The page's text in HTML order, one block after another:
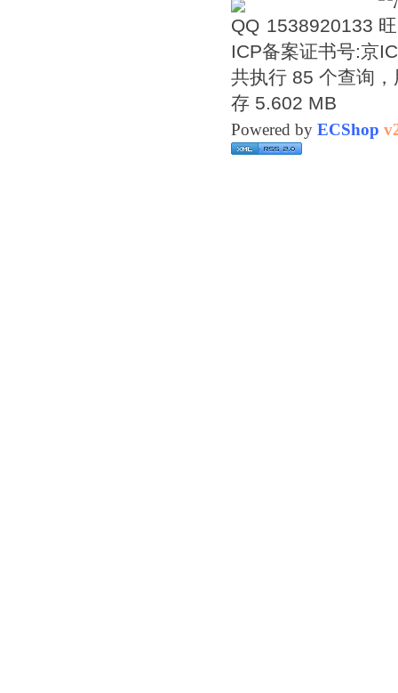
1538920133
ICP备案证书号:京
共执行 85 个查询
存 5.602 MB
Powered by ECShop